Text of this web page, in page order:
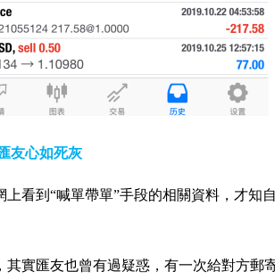
友心如死灰
上看到“喊單帶單”手段的相關資料，才
其實匯友也曾有過疑惑，有一次給對方郵